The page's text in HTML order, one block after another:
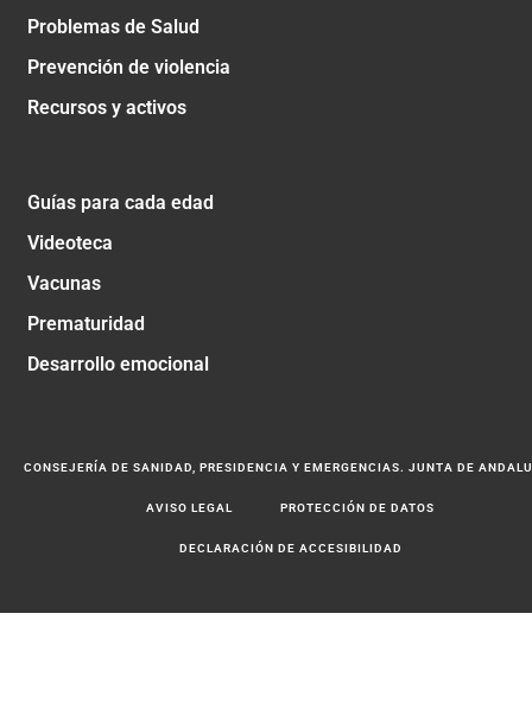
Problemas de Salud
Prevención de violencia
Recursos y activos
Guías para cada edad
Videoteca
Vacunas
Prematuridad
Desarrollo emocional
CONSEJERÍA DE SANIDAD, PRESIDENCIA Y EMERGENCIAS. JUNTA DE
AVISO LEGAL PROTECCIÓN DE DATOS
DECLARACIÓN DE ACCESIBILIDAD